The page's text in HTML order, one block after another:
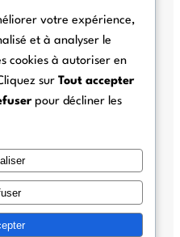
témoins
votre expérience,
et à analyser le
cookies à autoriser en
sur Tout accepter
pour décliner les